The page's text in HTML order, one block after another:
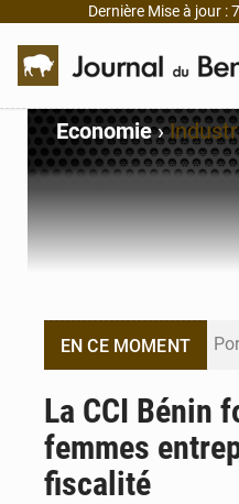
Dernière Mise à jour :
Economie›
EN CE MOMENT
La CCI Bénin
femmes
fiscalité